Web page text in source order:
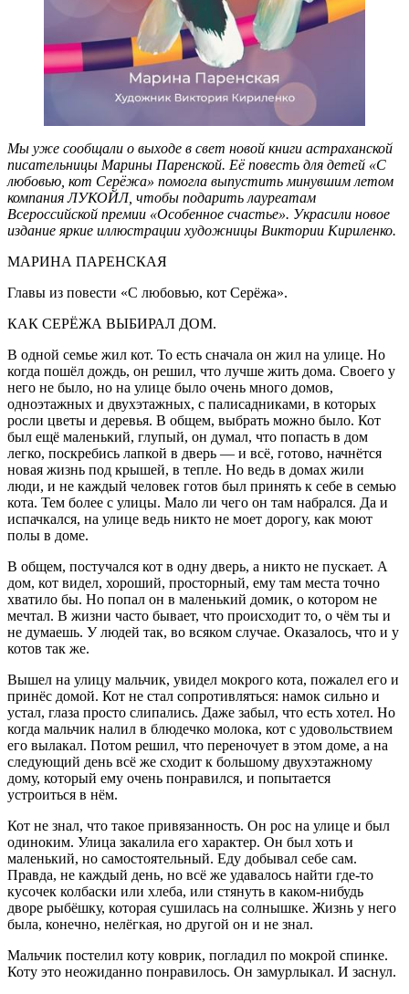
Мы уже сообщали о выходе в свет новой книги астраханской
писательницы Марины Паренской. Её повесть для детей «С
любовью, кот Серёжа» помогла выпустить минувшим летом
компания ЛУКОЙЛ, чтобы подарить лауреатам
Всероссийской премии «Особенное счастье». Украсили новое
издание яркие иллюстрации художницы Виктории Кириленко.
МАРИНА ПАРЕНСКАЯ
Главы из повести «С любовью, кот Серёжа».
КАК СЕРЁЖА ВЫБИРАЛ ДОМ.
В одной семье жил кот. То есть сначала он жил на улице. Но
когда пошёл дождь, он решил, что лучше жить дома. Своего у
него не было, но на улице было очень много домов,
одноэтажных и двухэтажных, с палисадниками, в которых
росли цветы и деревья. В общем, выбрать можно было. Кот
был ещё маленький, глупый, он думал, что попасть в дом
легко, поскребись лапкой в дверь — и всё, готово, начнётся
новая жизнь под крышей, в тепле. Но ведь в домах жили
люди, и не каждый человек готов был принять к себе в семью
кота. Тем более с улицы. Мало ли чего он там набрался. Да и
испачкался, на улице ведь никто не моет дорогу, как моют
полы в доме.
В общем, постучался кот в одну дверь, а никто не пускает. А
дом, кот видел, хороший, просторный, ему там места точно
хватило бы. Но попал он в маленький домик, о котором не
мечтал. В жизни часто бывает, что происходит то, о чём ты и
не думаешь. У людей так, во всяком случае. Оказалось, что и у
котов так же.
Вышел на улицу мальчик, увидел мокрого кота, пожалел его и
принёс домой. Кот не стал сопротивляться: намок сильно и
устал, глаза просто слипались. Даже забыл, что есть хотел. Но
когда мальчик налил в блюдечко молока, кот с удовольствием
его вылакал. Потом решил, что переночует в этом доме, а на
следующий день всё же сходит к большому двухэтажному
дому, который ему очень понравился, и попытается
устроиться в нём.
Кот не знал, что такое привязанность. Он рос на улице и был
одиноким. Улица закалила его характер. Он был хоть и
маленький, но самостоятельный. Еду добывал себе сам.
Правда, не каждый день, но всё же удавалось найти где-то
кусочек колбаски или хлеба, или стянуть в каком-нибудь
дворе рыбёшку, которая сушилась на солнышке. Жизнь у него
была, конечно, нелёгкая, но другой он и не знал.
Мальчик постелил коту коврик, погладил по мокрой спинке.
Коту это неожиданно понравилось. Он замурлыкал. И заснул.